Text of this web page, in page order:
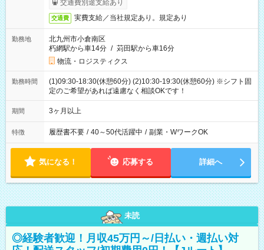
交通費別途支給あり
交通費 実費支給／当社規定あり。規定あり
勤務地
北九州市小倉南区
朽網駅から車14分 / 苅田駅から車16分
物流・ロジスティクス
勤務時間
(1)09:30-18:30(休憩60分) (2)10:30-19:30(休憩60分) ※シフト固
定のご希望があれば遠慮なく相談OKです！
期間 3ヶ月以上
特徴 履歴書不要 / 40～50代活躍中 / 副業・WワークOK
気になる！ 応募する 詳細へ
未読
◎経験者歓迎！月収45万円～/日払い・週払い対